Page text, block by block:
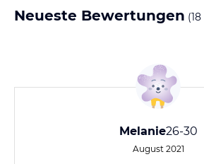
Neueste Bewertungen
Melanie26-30
August 2021